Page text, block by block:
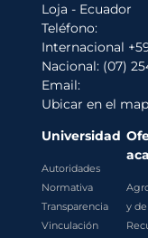
Loja - Ecuador
Teléfono:
Internacional
Nacional: (07)
Email:
Ubicar en el
Universidad
Autoridades
Normativa
Transparencia
Vinculación
y de